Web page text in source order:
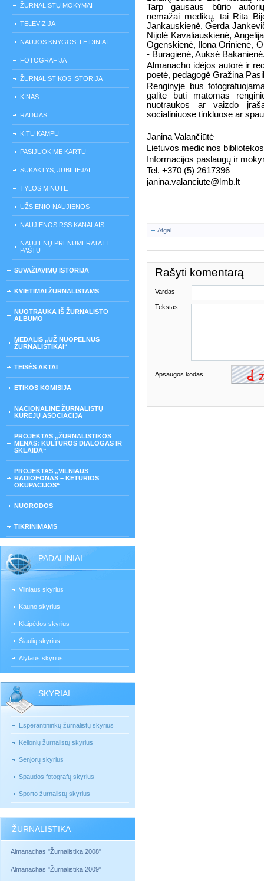
ŽURNALISTŲ MOKYMAI
TELEVIZIJA
NAUJOS KNYGOS, LEIDINIAI
FOTOGRAFIJA
ŽURNALISTIKOS ISTORIJA
KINAS
RADIJAS
KITU KAMPU
PASIJUOKIME KARTU
SUKAKTYS, JUBILIEJAI
TYLOS MINUTĖ
UŽSIENIO NAUJIENOS
NAUJIENOS RSS KANALAIS
NAUJIENŲ PRENUMERATA EL.
PAŠTU
SUVAŽIAVIMŲ ISTORIJA
KVIETIMAI ŽURNALISTAMS
NUOTRAUKA IŠ ŽURNALISTO
ALBUMO
MEDALIS „UŽ NUOPELNUS
ŽURNALISTIKAI“
TEISĖS AKTAI
ETIKOS KOMISIJA
NACIONALINĖ ŽURNALISTŲ
KŪRĖJŲ ASOCIACIJA
PROJEKTAS „ŽURNALISTIKOS
MENAS: KULTŪROS DIALOGAS IR
SKLAIDA“
PROJEKTAS „VILNIAUS
RADIOFONAS – KETURIOS
OKUPACIJOS“
NUORODOS
TIKRINIMAMS
PADALINIAI
Vilniaus skyrius
Kauno skyrius
Klaipėdos skyrius
Šiaulių skyrius
Alytaus skyrius
SKYRIAI
Esperantininkų žurnalistų skyrius
Kelionių žurnalistų skyrius
Senjorų skyrius
Spaudos fotografų skyrius
Sporto žurnalistų skyrius
ŽURNALISTIKA
Almanachas "Žurnalistika 2008"
Almanachas "Žurnalistika 2009"
Tarp gausaus būrio
nemažai medikų, tai Rita
Jankauskienė, Gerda
Nijolė Kavaliauskienė,
Ogenskienė, Ilona Orinienė,
- Buragienė, Auksė
Almanacho idėjos autorė ir
poetė, pedagogė Gražina
Renginyje bus
galite būti matomas
nuotraukos ar vaizdo
socialiniuose tinkluose ar
Janina Valančiūtė
Lietuvos medicinos bibliotekos
Informacijos paslaugų ir
Tel. +370 (5) 2617396
janina.valanciute@lmb.lt
Atgal
Rašyti komentarą
Vardas
Tekstas
Apsaugos kodas